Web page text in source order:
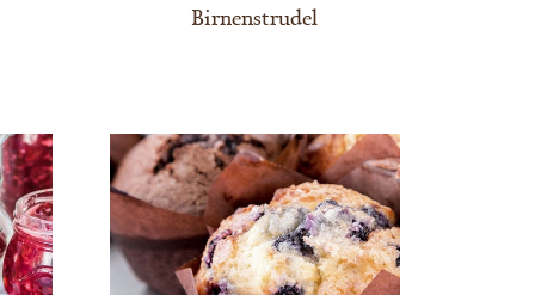
Birnenstrudel